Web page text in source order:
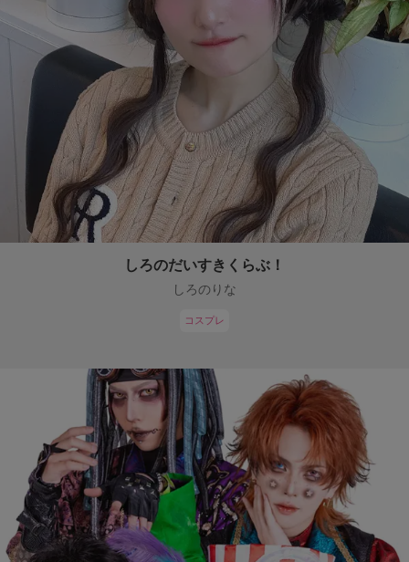
しろのだいすきくらぶ！
しろのりな
コスプレ